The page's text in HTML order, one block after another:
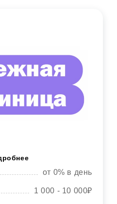
от 0% в день
1 000 - 10 000₽